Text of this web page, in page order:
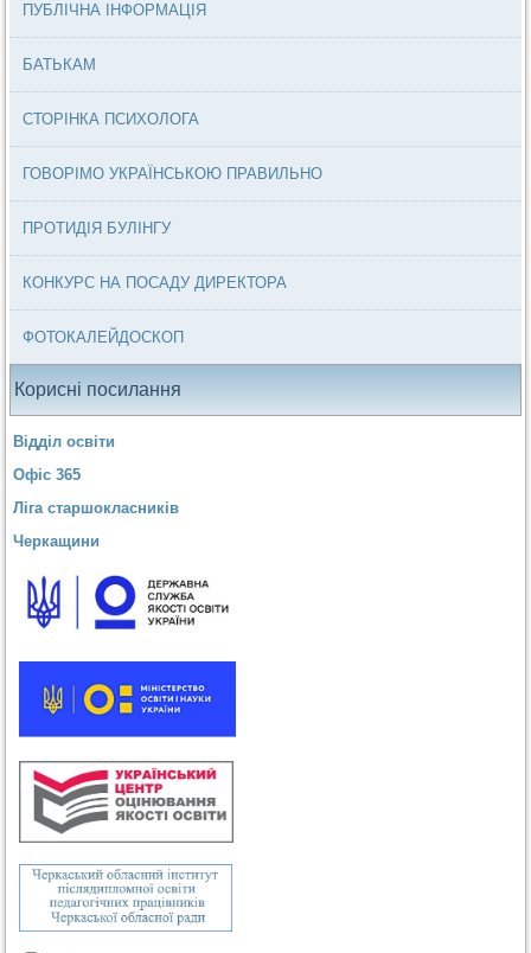
ПУБЛІЧНА ІНФОРМАЦІЯ
БАТЬКАМ
СТОРІНКА ПСИХОЛОГА
ГОВОРІМО УКРАЇНСЬКОЮ ПРАВИЛЬНО
ПРОТИДІЯ БУЛІНГУ
КОНКУРС НА ПОСАДУ ДИРЕКТОРА
ФОТОКАЛЕЙДОСКОП
Корисні посилання
Відділ освіти
Офіс 365
Ліга старшокласників
Черкащини